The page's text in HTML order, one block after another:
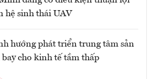
hệ sinh thái UAV
hướng phát triển trung tâm sản
cho kinh tế tầm thấp